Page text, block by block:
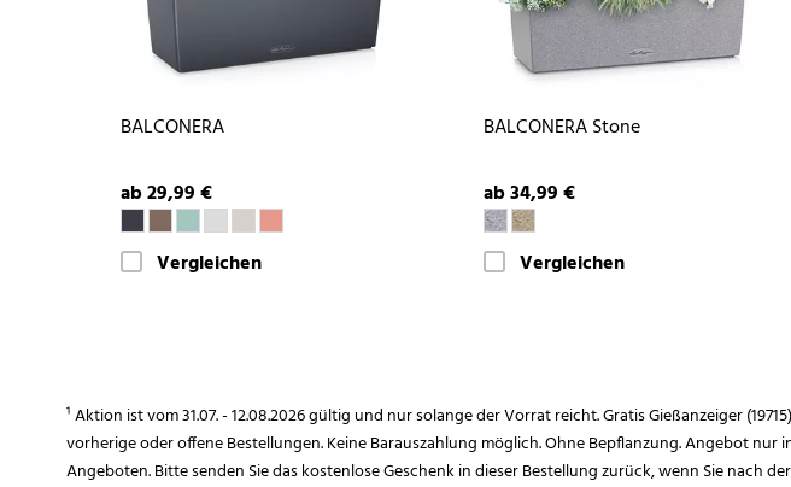
BALCONERA
ab 29,99 €
Vergleichen
BALCONERA Stone
ab 34,99 €
Vergleichen
¹ Aktion ist vom 31.07. - 12.08.2026 gültig und nur solange der Vorrat reicht. Gratis Gießanzeiger
vorherige oder offene Bestellungen. Keine Barauszahlung möglich. Ohne Bepflanzung. Angebot
Angeboten. Bitte senden Sie das kostenlose Geschenk in dieser Bestellung zurück, wenn Sie